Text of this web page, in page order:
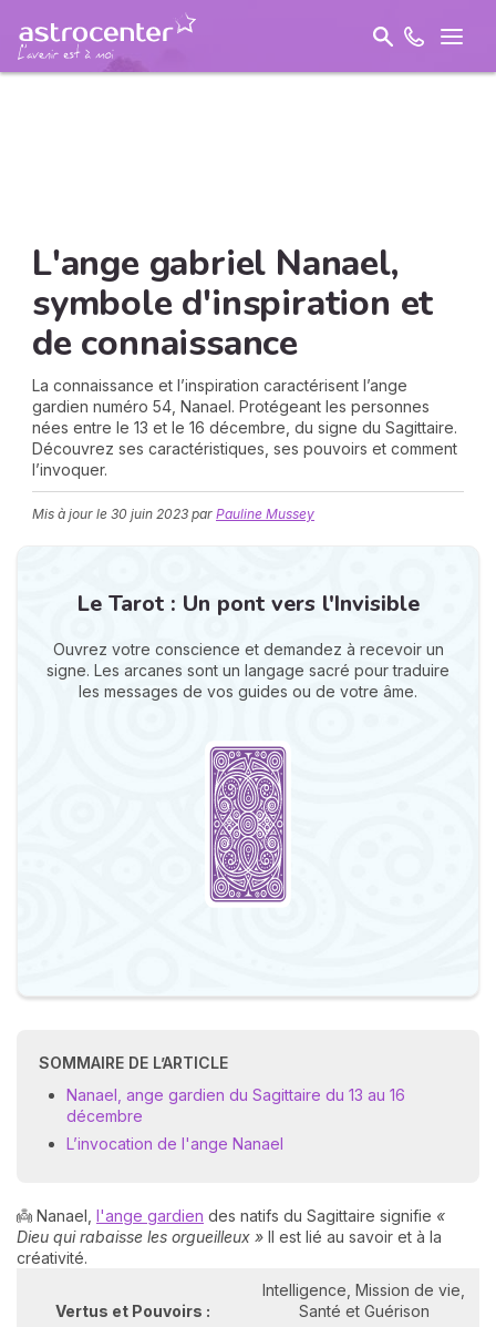
L'ange gabriel Nanael,
symbole d'inspiration et
de connaissance
La connaissance et l’inspiration caractérisent l’ange
gardien numéro 54, Nanael. Protégeant les personnes
nées entre le 13 et le 16 décembre, du signe du Sagittaire.
Découvrez ses caractéristiques, ses pouvoirs et comment
l’invoquer.
Mis à jour le 30 juin 2023 par Pauline Mussey
Le Tarot : Un pont vers l'Invisible
Ouvrez votre conscience et demandez à recevoir un
signe. Les arcanes sont un langage sacré pour traduire
les messages de vos guides ou de votre âme.
SOMMAIRE DE L’ARTICLE
Nanael, ange gardien du Sagittaire du 13 au 16
décembre
L’invocation de l'ange Nanael
👼 Nanael, l'ange gardien des natifs du Sagittaire signifie «
Dieu qui rabaisse les orgueilleux » Il est lié au savoir et à la
créativité.
Vertus et Pouvoirs :
Intelligence, Mission de vie,
Santé et Guérison